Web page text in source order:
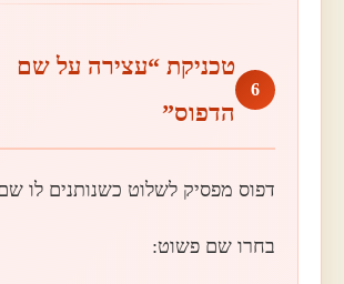
6
טכניקת “עצירה על שם
הדפוס”
דפוס מפסיק לשלוט כשנותנים לו
בחרו שם פשוט: